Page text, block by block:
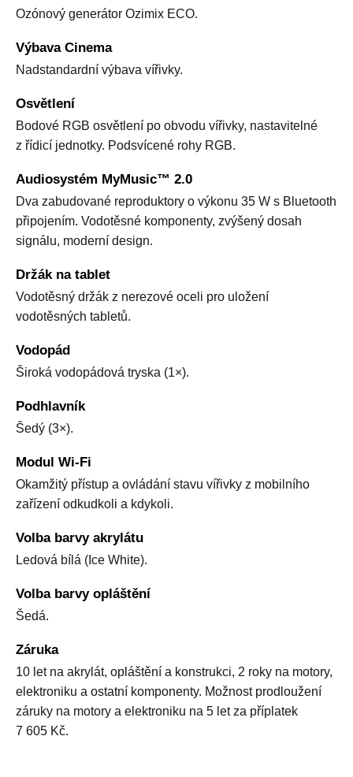
Ozónový generátor Ozimix ECO.
Výbava Cinema
Nadstandardní výbava vířivky.
Osvětlení
Bodové RGB osvětlení po obvodu vířivky, nastavitelné
z řídicí jednotky. Podsvícené rohy RGB.
Audiosystém MyMusic™ 2.0
Dva zabudované reproduktory o výkonu 35 W s Bluetooth
připojením. Vodotěsné komponenty, zvýšený dosah
signálu, moderní design.
Držák na tablet
Vodotěsný držák z nerezové oceli pro uložení
vodotěsných tabletů.
Vodopád
Široká vodopádová tryska (1×).
Podhlavník
Šedý (3×).
Modul Wi-Fi
Okamžitý přístup a ovládání stavu vířivky z mobilního
zařízení odkudkoli a kdykoli.
Volba barvy akrylátu
Ledová bílá (Ice White).
Volba barvy opláštění
Šedá.
Záruka
10 let na akrylát, opláštění a konstrukci, 2 roky na motory,
elektroniku a ostatní komponenty. Možnost prodloužení
záruky na motory a elektroniku na 5 let za příplatek
7 605 Kč.